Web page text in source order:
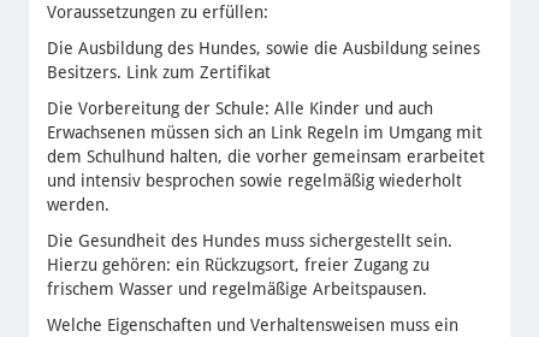
Voraussetzungen zu erfüllen:
Die Ausbildung des Hundes, sowie die Ausbildung seines
Besitzers. Link zum Zertifikat
Die Vorbereitung der Schule: Alle Kinder und auch
Erwachsenen müssen sich an Link Regeln im Umgang mit
dem Schulhund halten, die vorher gemeinsam erarbeitet
und intensiv besprochen sowie regelmäßig wiederholt
werden.
Die Gesundheit des Hundes muss sichergestellt sein.
Hierzu gehören: ein Rückzugsort, freier Zugang zu
frischem Wasser und regelmäßige Arbeitspausen.
Welche Eigenschaften und Verhaltensweisen muss ein